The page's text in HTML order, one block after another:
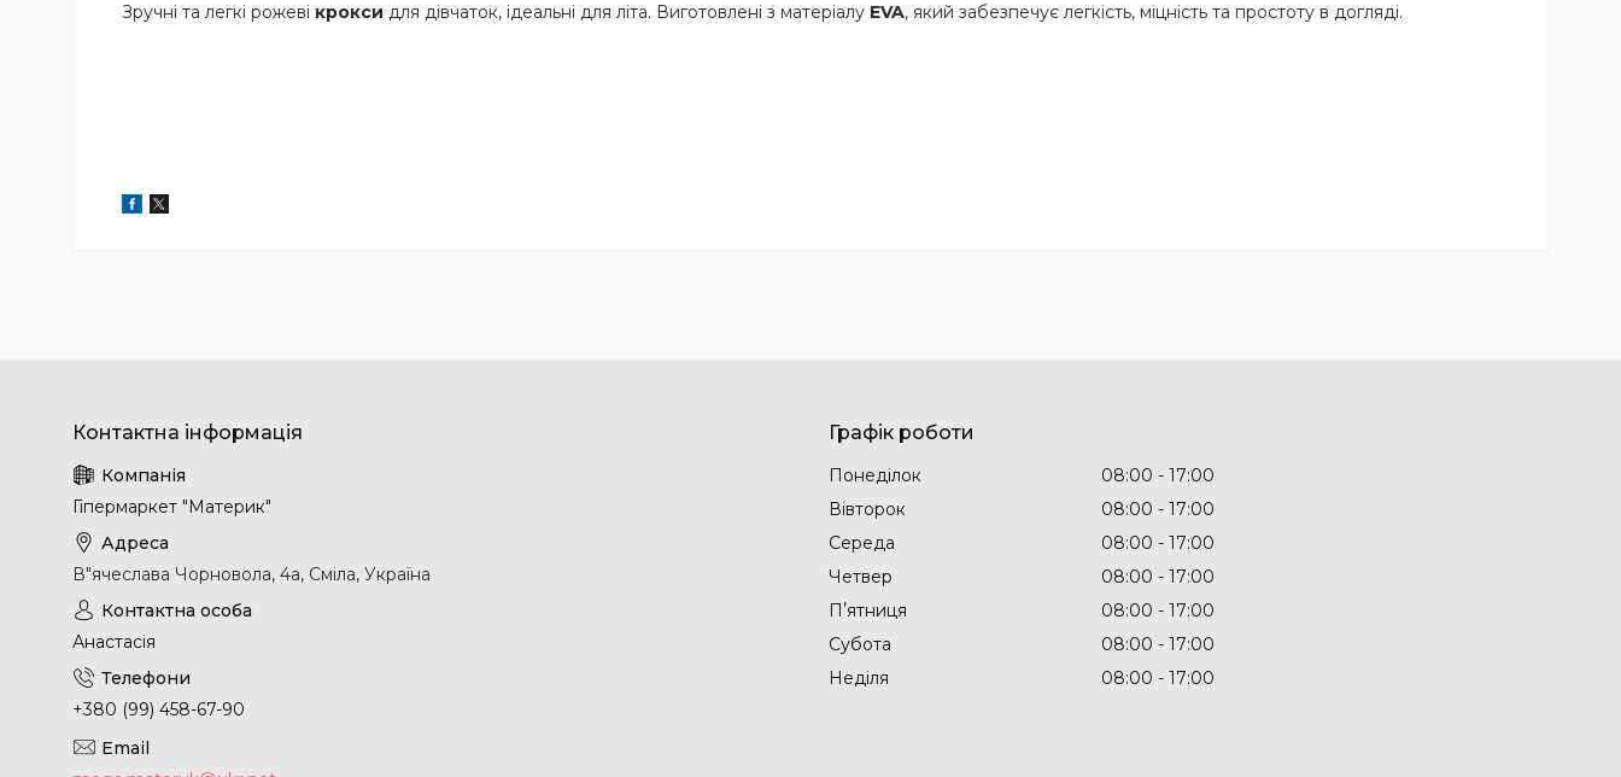
Зручні та легкі рожеві крокси для дівчаток, ідеальні для літа. Виготовлені з матеріалу EVA, який забезпечує легкість, міцність та простоту в догляді.
Гіпермаркет "Материк"
В"ячеслава Чорновола, 4а, Сміла, Україна
Анастасія
+380 (99) 458-67-90
Графік роботи
Понеділок 08:00
17:00
Вівторок
08:00
17:00
Середа
08:00
17:00
Четвер
08:00
17:00
Пʼятниця
08:00
17:00
Субота
08:00
17:00
Неділя
08:00 17:00